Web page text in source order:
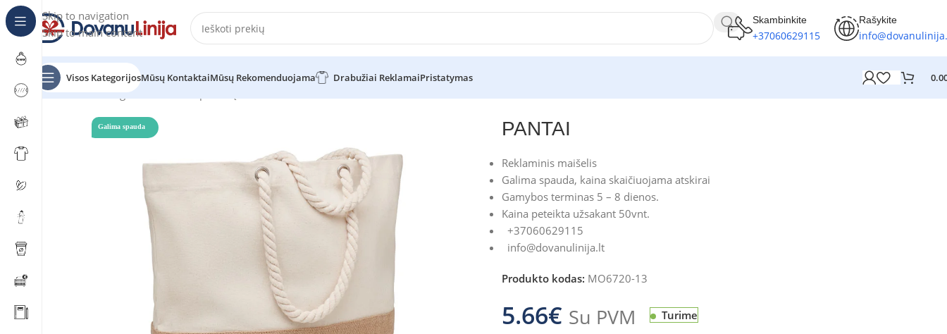
Skip to navigation
Skip to main content
Skambinkite
+37060629115
Rašykite
Visos KategorijosMūsų KontaktaiMūsų Rekomenduojama Drabužiai ReklamaiPristatymas
Pradžia Katalogas
Galima spauda PANTAI
Reklaminis maišelis
Galima spauda, kaina skaičiuojama atskirai
Gamybos terminas 5 – 8 dienos.
Kaina peteikta užsakant 50vnt.
+37060629115
info@dovanulinija.lt
Produkto kodas: MO6720-13
5.66€ Su PVM Turime